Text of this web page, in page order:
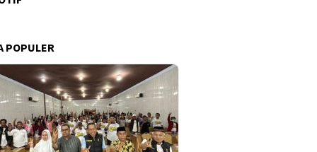
POPULER